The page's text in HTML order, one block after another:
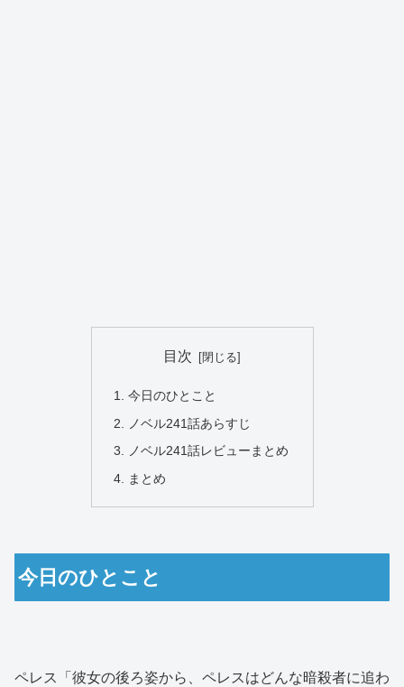
目次
今日のひとこと
ノベル241話あらすじ
ノベル241話レビューまとめ
まとめ
今日のひとこと
ペレス「彼女の後ろ姿から、ペレスはどんな暗殺者に追わ